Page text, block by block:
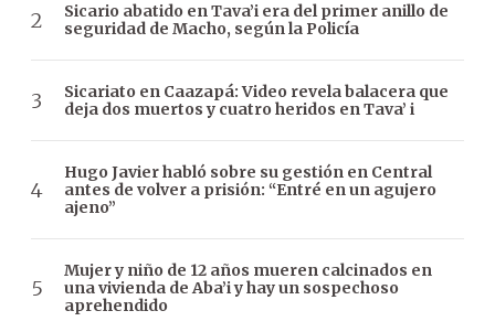
Sicario abatido en Tava’i era del primer anillo de
seguridad de Macho, según la Policía
Sicariato en Caazapá: Video revela balacera que
deja dos muertos y cuatro heridos en Tava’ i
Hugo Javier habló sobre su gestión en Central
antes de volver a prisión: “Entré en un agujero
ajeno”
Mujer y niño de 12 años mueren calcinados en
una vivienda de Aba’i y hay un sospechoso
aprehendido